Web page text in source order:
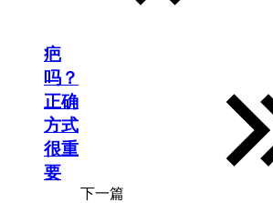
下一篇
疤
吗？
正确
方式
很重
要